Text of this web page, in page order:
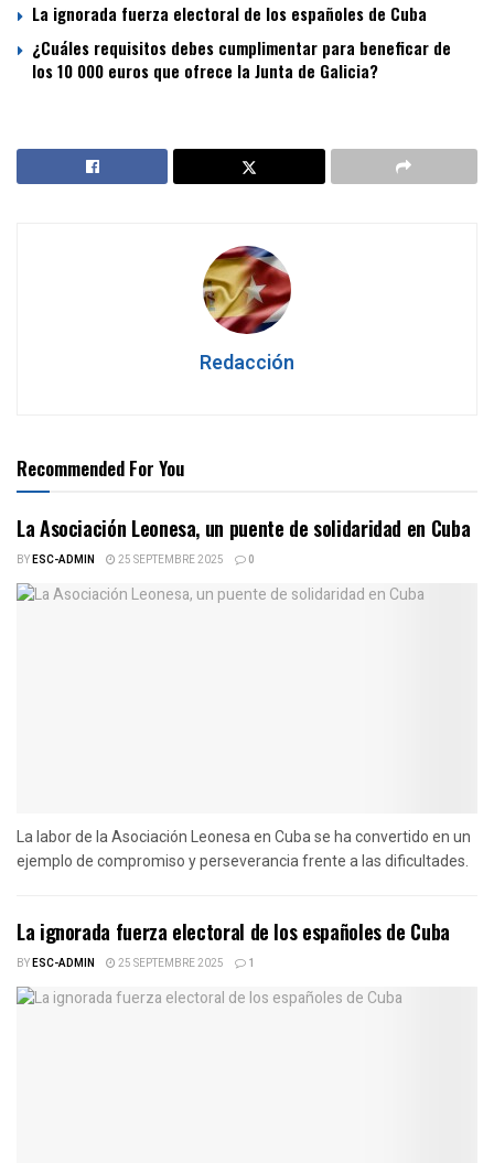
La ignorada fuerza electoral de los españoles de Cuba
¿Cuáles requisitos debes cumplimentar para beneficar de
los 10 000 euros que ofrece la Junta de Galicia?
Redacción
Recommended For You
La Asociación Leonesa, un puente de solidaridad en Cuba
BYESC-ADMIN 25 SEPTEMBRE 2025 0
La labor de la Asociación Leonesa en Cuba se ha convertido en un
ejemplo de compromiso y perseverancia frente a las dificultades.
La ignorada fuerza electoral de los españoles de Cuba
BYESC-ADMIN 25 SEPTEMBRE 2025 1